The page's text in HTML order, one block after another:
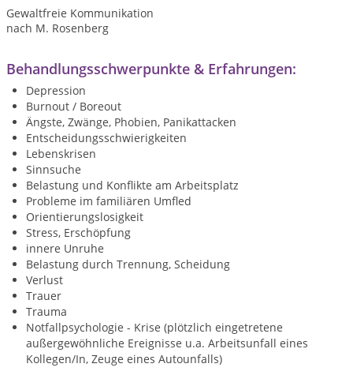
Gewaltfreie Kommunikation
nach M. Rosenberg
Behandlungsschwerpunkte & Erfahrungen:
Depression
Burnout / Boreout
Ängste, Zwänge, Phobien, Panikattacken
Entscheidungsschwierigkeiten
Lebenskrisen
Sinnsuche
Belastung und Konflikte am Arbeitsplatz
Probleme im familiären Umfled
Orientierungslosigkeit
Stress, Erschöpfung
innere Unruhe
Belastung durch Trennung, Scheidung
Verlust
Trauer
Trauma
Notfallpsychologie - Krise (plötzlich eingetretene
außergewöhnliche Ereignisse u.a. Arbeitsunfall eines
Kollegen/In, Zeuge eines Autounfalls)